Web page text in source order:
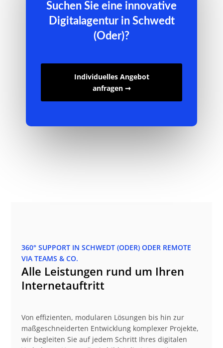
Suchen Sie eine innovative
Digitalagentur in Schwedt
(Oder)?
Individuelles Angebot
anfragen ➞
360° SUPPORT IN SCHWEDT (ODER) ODER REMOTE
VIA TEAMS & CO.
Alle Leistungen rund um Ihren
Internetauftritt
Von effizienten, modularen Lösungen bis hin zur
maßgeschneiderten Entwicklung komplexer Projekte,
wir begleiten Sie auf jedem Schritt Ihres digitalen